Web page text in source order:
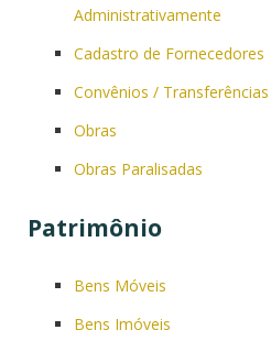
Administrativamente
Cadastro de Fornecedores
Convênios /
Obras
Obras Paralisadas
Patrimônio
Bens Móveis
Bens Imóveis